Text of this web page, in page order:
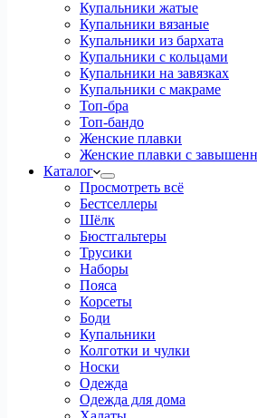
Купальники жатые
Купальники вязаные
Купальники из бархата
Купальники с кольцами
Купальники на завязках
Купальники с макраме
Топ-бра
Топ-бандо
Женские плавки
Женские плавки с
Каталог
Просмотреть всё
Бестселлеры
Шёлк
Бюстгальтеры
Трусики
Наборы
Пояса
Корсеты
Боди
Купальники
Колготки и чулки
Носки
Одежда
Одежда для дома